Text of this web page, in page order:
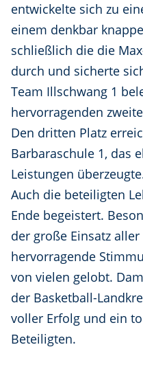
entwickelte sich zu
einem denkbar
schließlich die die
durch und sicherte
Team Illschwang 1
hervorragenden
Den dritten Platz
Barbaraschule 1, das
Leistungen
Auch die beteiligten
Ende begeistert.
der große Einsatz
hervorragende
von vielen gelobt.
der Basketball-
voller Erfolg und ein
Beteiligten.